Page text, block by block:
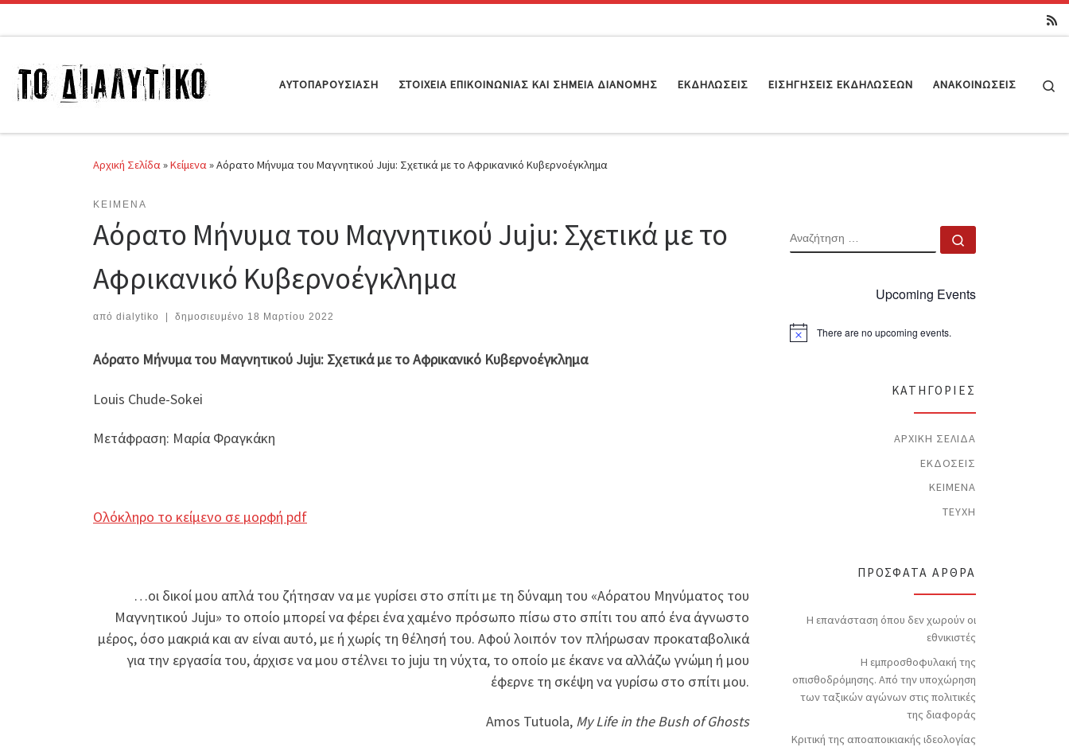
ΑΥΤΟΠΑΡΟΥΣΊΑΣΗ ΣΤΟΙΧΕΊΑ ΕΠΙΚΟΙΝΩΝΊΑΣ ΚΑΙ ΣΗΜΕΊΑ ΔΙΑΝΟΜΉΣ ΕΚΔΗΛΏΣΕΙΣ ΕΙΣΗΓΉΣΕΙΣ ΕΚΔΗΛΏΣΕΩΝ ΑΝΑΚΟΙΝΏΣΕΙΣ
Αρχική Σελίδα»Κείμενα»Αόρατο Μήνυμα του Μαγνητικού Juju: Σχετικά με το Αφρικανικό Κυβερνοέγκλημα
ΚΕΊΜΕΝΑ
Αόρατο Μήνυμα του Μαγνητικού Juju: Σχετικά με το
Αφρικανικό Κυβερνοέγκλημα
από dialytiko δημοσιευμένο 18 Μαρτίου 2022
Αόρατο Μήνυμα του Μαγνητικού Juju: Σχετικά με το Αφρικανικό Κυβερνοέγκλημα
Louis Chude-Sokei
Μετάφραση: Μαρία Φραγκάκη
Ολόκληρο το κείμενο σε μορφή pdf
…οι δικοί μου απλά του ζήτησαν να με γυρίσει στο σπίτι με τη δύναμη του «Αόρατου Μηνύματος του
Μαγνητικού Juju» το οποίο μπορεί να φέρει ένα χαμένο πρόσωπο πίσω στο σπίτι του από ένα άγνωστο
μέρος, όσο μακριά και αν είναι αυτό, με ή χωρίς τη θέλησή του. Αφού λοιπόν τον πλήρωσαν προκαταβολικά
για την εργασία του, άρχισε να μου στέλνει το juju τη νύχτα, το οποίο με έκανε να αλλάζω γνώμη ή μου
έφερνε τη σκέψη να γυρίσω στο σπίτι μου.
Amos Tutuola, My Life in the Bush of Ghosts
ΑΝΑΖΉΤΗΣΗ
Upcoming Events
N
There are no upcoming events.
KΑΤΗΓΟΡΊΕΣ
ΑΡΧΙΚΉ ΣΕΛΊΔΑ
ΕΚΔΌΣΕΙΣ
ΚΕΊΜΕΝΑ
ΤΕΎΧΗ
ΠΡΌΣΦΑΤΑ ΆΡΘΡΑ
Η επανάσταση όπου δεν χωρούν οι
εθνικιστές
Η εμπροσθοφυλακή της
οπισθοδρόμησης. Από την υποχώρηση
των ταξικών αγώνων στις πολιτικές
της διαφοράς
Κριτική της αποαποικιακής ιδεολογίας